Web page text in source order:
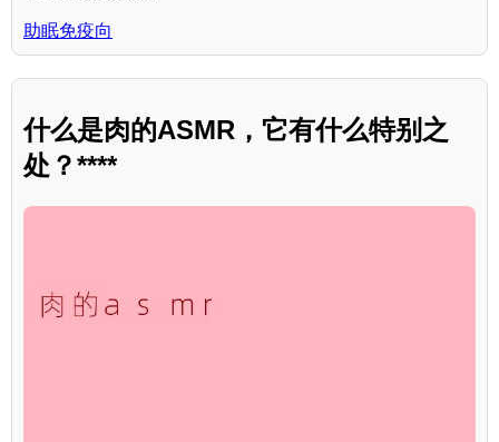
助眠免疫向
什么是肉的ASMR，它有什么特别之
处？****